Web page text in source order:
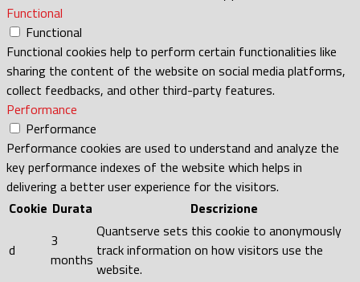
Functional
Functional
Functional cookies help to perform certain functionalities like
sharing the content of the website on social media platforms,
collect feedbacks, and other third-party features.
Performance
Performance
Performance cookies are used to understand and analyze the
key performance indexes of the website which helps in
delivering a better user experience for the visitors.
Cookie Durata Descrizione
d
3
months
Quantserve sets this cookie to anonymously
track information on how visitors use the
website.